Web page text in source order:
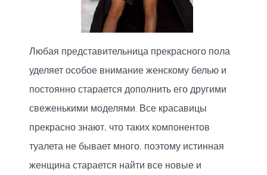
Любая представительница прекрасного пола
уделяет особое внимание женскому белью и
постоянно старается дополнить его другими
свеженькими моделями. Все красавицы
прекрасно знают, что таких компонентов
туалета не бывает много, поэтому истинная
женщина старается найти все новые и